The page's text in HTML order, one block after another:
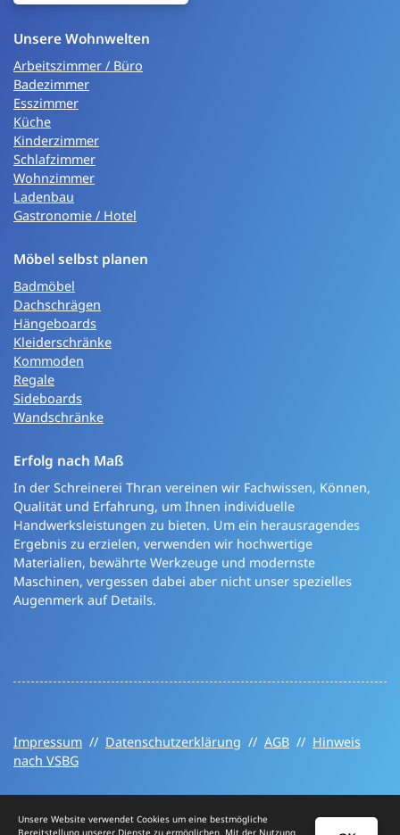
Unsere Wohnwelten
Arbeitszimmer / Büro
Badezimmer
Esszimmer
Küche
Kinderzimmer
Schlafzimmer
Wohnzimmer
Ladenbau
Gastronomie / Hotel
Möbel selbst planen
Badmöbel
Dachschrägen
Hängeboards
Kleiderschränke
Kommoden
Regale
Sideboards
Wandschränke
Erfolg nach Maß
In der Schreinerei Thran vereinen wir Fachwissen, Können,
Qualität und Erfahrung, um Ihnen individuelle
Handwerksleistungen zu bieten. Um ein herausragendes
Ergebnis zu erzielen, verwenden wir hochwertige
Materialien, bewährte Werkzeuge und modernste
Maschinen, vergessen dabei aber nicht unser spezielles
Augenmerk auf Details.
Impressum // Datenschutzerklärung // AGB // Hinweis
nach VSBG
Unsere Website verwendet Cookies um eine bestmögliche
Bereitstellung unserer Dienste zu ermöglichen. Mit der Nutzung